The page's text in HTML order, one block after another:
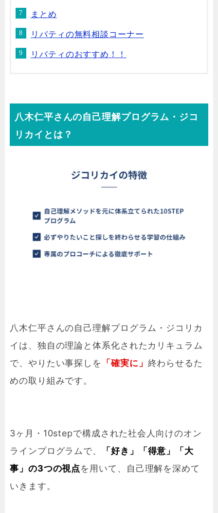
まとめ
リバティの無料相談コーナー
リバティのおすすめ！！
八木仁平さんの自己理解プログラム・ジコ
リカイとは？
八木仁平さんの自己理解プログラム・ジコリカ
イは、独自の理論と体系化されたカリキュラム
で、やりたい事探しを
「確実に」 終わらせるた
めの取り組みです。
3ヶ月・10stepで構成された社会人向けのオン
ラインプログラムで、
「好き」「得意」「大
事」の3つの視点を用いて、自己理解を深めて
いきます。